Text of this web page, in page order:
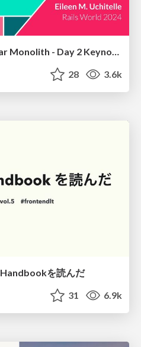
The Myth of the Modular Monolith - Day 2 Keynote - Rails World 2024
28 3.6k
を読んだ
31 6.9k